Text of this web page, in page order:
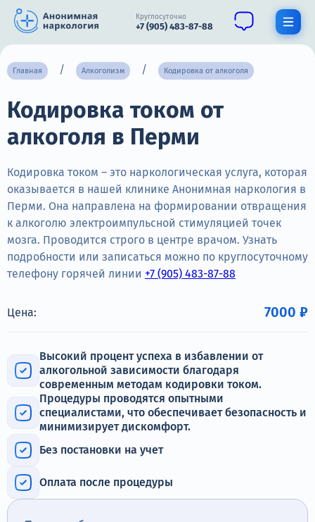
Круглосуточно
+7 (905) 483-87-88
О нас
Наркомания
Нарколог
Стационар
Психиатрия
Контакты
Круглосуточно, анонимно
+7 (905) 483-87-88
Адрес call-центра
Пермь, Луначарского, 87
Главная Алкоголизм Кодировка от алкоголя
Кодировка током от
алкоголя в Перми
Кодировка током – это наркологическая услуга, которая
оказывается в нашей клинике Анонимная наркология в
Перми. Она направлена на формировании отвращения
к алкоголю электроимпульсной стимуляцией точек
мозга. Проводится строго в центре врачом. Узнать
подробности или записаться можно по круглосуточному
телефону горячей линии +7 (905) 483-87-88
Цена: 7000 ₽
Высокий процент успеха в избавлении от
алкогольной зависимости благодаря
современным методам кодировки током.
Процедуры проводятся опытными
специалистами, что обеспечивает безопасность и
минимизирует дискомфорт.
Без постановки на учет
Оплата после процедуры